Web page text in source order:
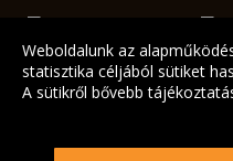
Weboldalunk az
statisztika céljából sütiket
A sütikről bővebb